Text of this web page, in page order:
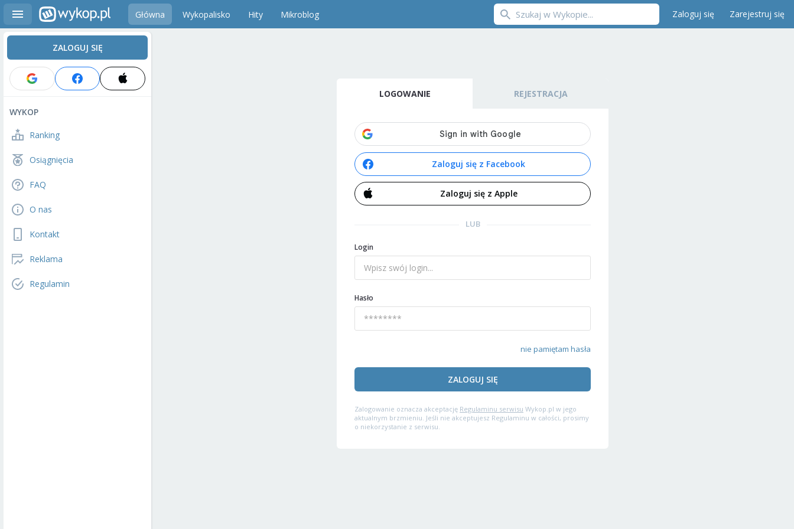
Główna Wykopalisko Hity Mikroblog Zaloguj się Zarejestruj się
ZALOGUJ SIĘ
WYKOP
Ranking
Osiągnięcia
FAQ
O nas
Kontakt
Reklama
Regulamin
LOGOWANIE REJESTRACJA
Zaloguj się z Facebook
Zaloguj się z Apple
LUB
Login
Hasło
nie pamiętam hasła
ZALOGUJ SIĘ
Zalogowanie oznacza akceptację Regulaminu serwisu Wykop.pl w jego
aktualnym brzmieniu. Jeśli nie akceptujesz Regulaminu w całości, prosimy
o niekorzystanie z serwisu.